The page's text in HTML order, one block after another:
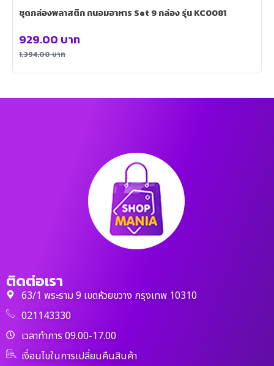
ชุดกล่องพลาสติก ถนอมอาหาร Set 9 กล่อง รุ่น KC0081
1,394.00บาท
929.00 บาท
ติดต่อเรา
63/1 พระราม 9 เขตห้วยขวาง กรุงเทพ 10310
021143330
เวลาทำการ 09.00-17.00
เงื่อนไขในการเปลี่ยนคืนสินค้า